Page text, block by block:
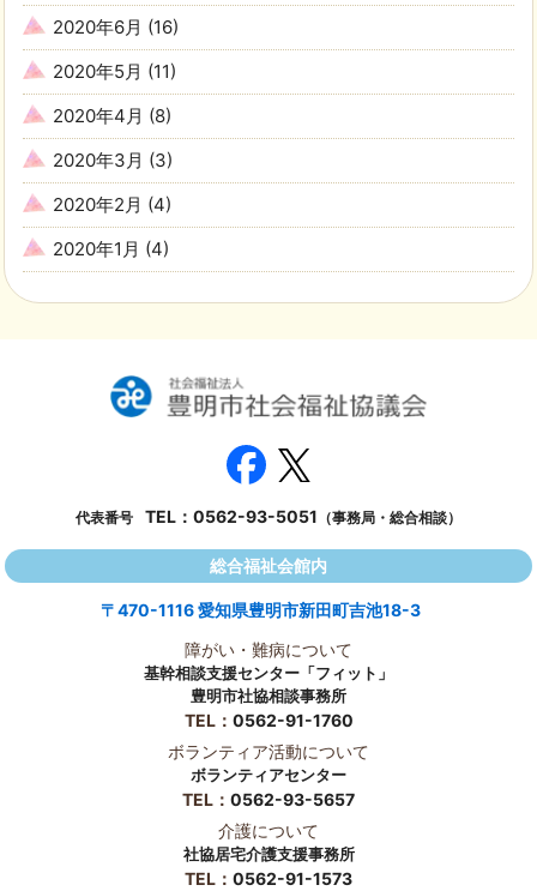
2020年6月 (16)
2020年5月 (11)
2020年4月 (8)
2020年3月 (3)
2020年2月 (4)
2020年1月 (4)
代表番号 TEL： 0562-93-5051 （事務局・総合相談）
総合福祉会館内
〒470-1116 愛知県豊明市新田町吉池18-3
障がい・難病について
基幹相談支援センター「フィット」
豊明市社協相談事務所
TEL： 0562-91-1760
ボランティア活動について
ボランティアセンター
TEL： 0562-93-5657
介護について
社協居宅介護支援事務所
TEL： 0562-91-1573